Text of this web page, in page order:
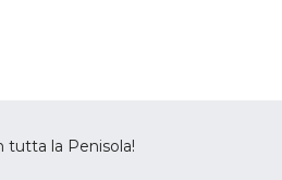
tutta la Penisola!